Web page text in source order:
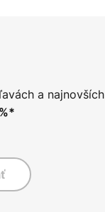
a najnovších